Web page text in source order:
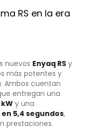
RS en la era
nuevos Enyaq RS y
más potentes y
Ambos cuentan
entregan una
y una
en 5,4 segundos,
prestaciones.